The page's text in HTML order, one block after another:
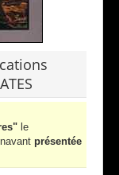
le
présentée